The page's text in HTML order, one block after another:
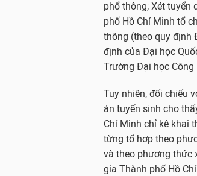
phổ thông; Xét tuyển
phố Hồ Chí Minh tổ
thông (theo quy định
định của Đại học
Trường Đại học Công
Tuy nhiên, đối chiếu
án tuyển sinh cho
Chí Minh chỉ kê khai
từng tổ hợp theo
và theo phương thức
gia Thành phố Hồ